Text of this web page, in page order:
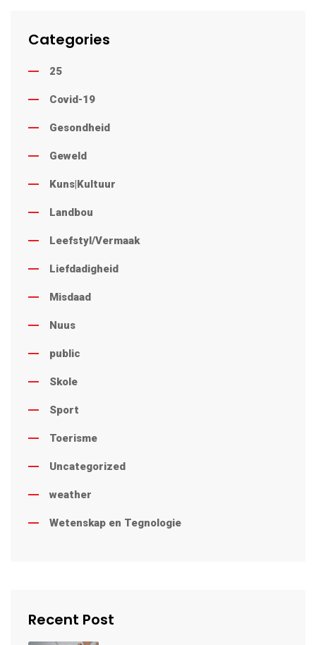
Categories
25
Covid-19
Gesondheid
Geweld
Kuns|Kultuur
Landbou
Leefstyl/Vermaak
Liefdadigheid
Misdaad
Nuus
public
Skole
Sport
Toerisme
Uncategorized
weather
Wetenskap en Tegnologie
Recent Post